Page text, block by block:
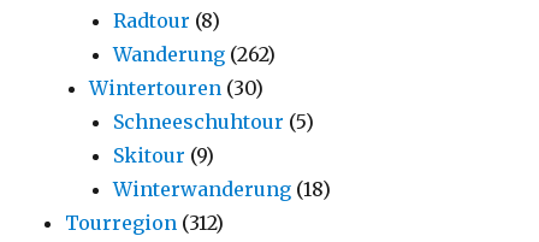
Radtour (8)
Wanderung (262)
Wintertouren (30)
Schneeschuhtour (5)
Skitour (9)
Winterwanderung (18)
Tourregion (312)